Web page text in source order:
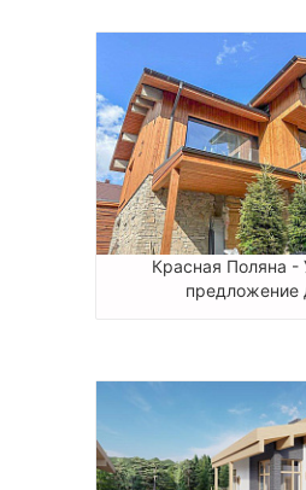
Красная Поляна -
предложение